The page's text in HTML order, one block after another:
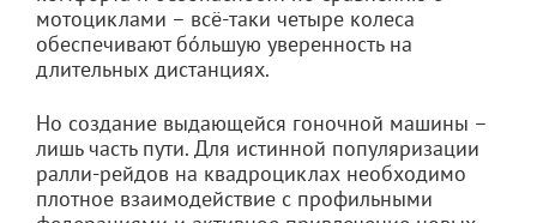
мотоциклами – всё-таки четыре колеса
обеспечивают бóльшую уверенность на
длительных дистанциях.
Но создание выдающейся гоночной машины –
лишь часть пути. Для истинной популяризации
ралли-рейдов на квадроциклах необходимо
плотное взаимодействие с профильными